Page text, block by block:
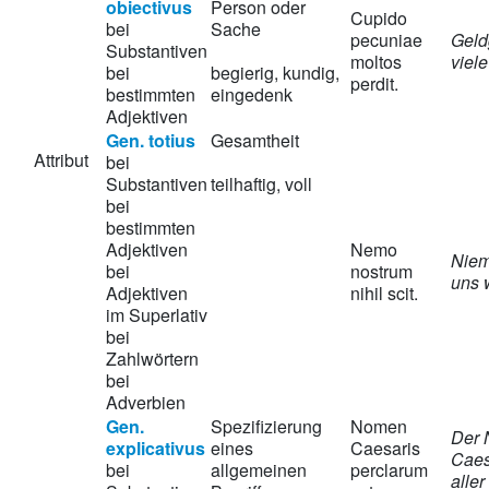
Attribut
obiectivus
bei
Substantiven
bei
bestimmten
Adjektiven
Person oder
Sache
begierig, kundig,
eingedenk
Cupido
pecuniae
moltos
perdit.
Gen. totius
bei
Substantiven
bei
bestimmten
Adjektiven
bei
Adjektiven
im Superlativ
bei
Zahlwörtern
bei
Adverbien
Gesamtheit
teilhaftig, voll
Nemo
nostrum
nihil scit.
uns
Gen.
explicativus
bei
Spezifizierung
eines
allgemeinen
Nomen
Caesaris
perclarum
Der
aller